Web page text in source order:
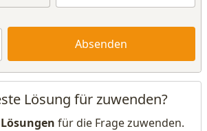
Absenden
Lösung für zuwenden?
für die Frage zuwenden.